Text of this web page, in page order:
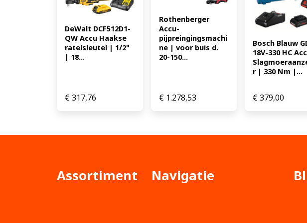
DeWalt DCF512D1-
QW Accu Haakse
ratelsleutel | 1/2"
| 18...
€317,76
Rothenberger
Accu-
pijpreingingsmachi
ne | voor buis d.
20-150...
€1.278,53
Bosch Blauw
18V-330 HC
r | 330 Nm |...
€379,00
Assortiment Navigatie